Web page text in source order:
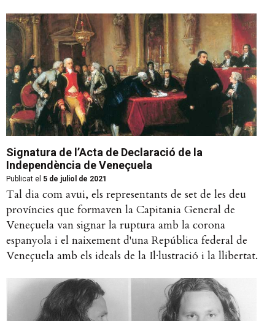
Signatura de l’Acta de Declaració de la
Independència de Veneçuela
Publicat el 5 de juliol de 2021
Tal dia com avui, els representants de set de les deu
províncies que formaven la Capitania General de
Veneçuela van signar la ruptura amb la corona
espanyola i el naixement d'una República federal de
Veneçuela amb els ideals de la Il·lustració i la llibertat.